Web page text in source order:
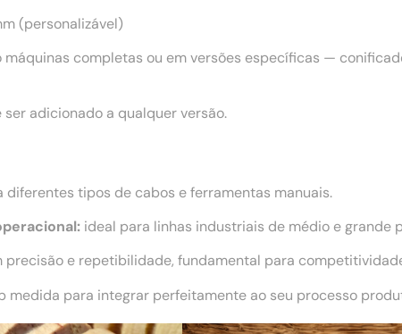
(personalizável)
completas ou em versões específicas —
adicionado a qualquer versão.
diferentes tipos de cabos e ferramentas manuais.
ideal para linhas industriais de médio e grande
precisão e repetibilidade, fundamental para
medida para integrar perfeitamente ao seu processo